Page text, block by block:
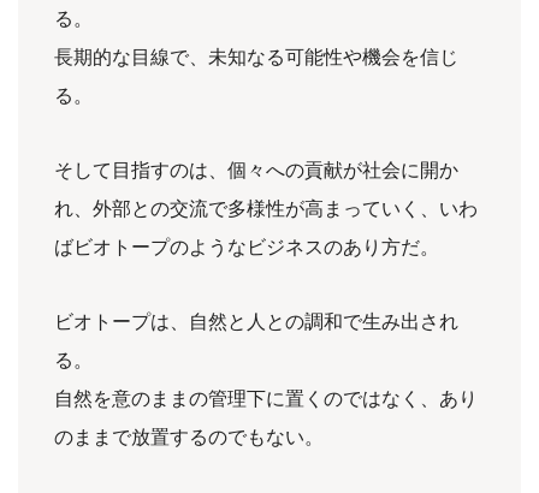
る。
長期的な目線で、未知なる可能性や機会を信じ
る。
そして目指すのは、個々への貢献が社会に開か
れ、外部との交流で多様性が高まっていく、いわ
ばビオトープのようなビジネスのあり方だ。
ビオトープは、自然と人との調和で生み出され
る。
自然を意のままの管理下に置くのではなく、あり
のままで放置するのでもない。